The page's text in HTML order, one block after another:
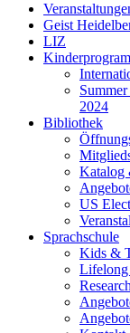
Geist
LIZ
2024
Bibliothek
Katalog
US
Sprachschule
Kids &
Lifelong